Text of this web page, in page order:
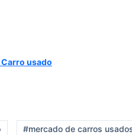
usado
#mercado de carros